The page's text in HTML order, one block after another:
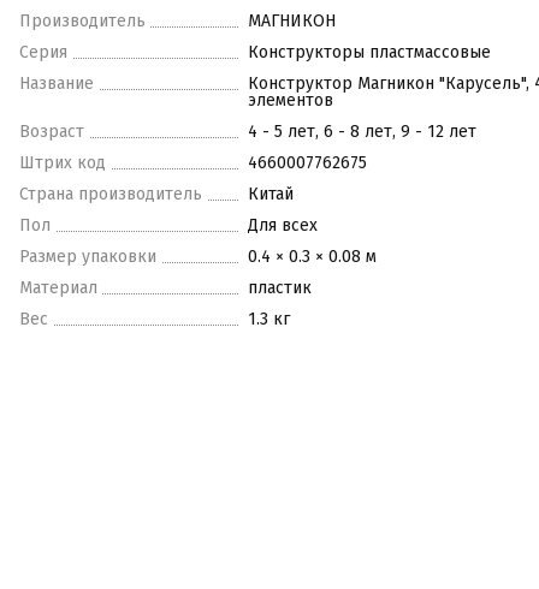
Производитель
МАГНИКОН
Серия
Конструкторы пластмассовые
Название
Конструктор Магникон "Карусель",
элементов
Возраст
4 - 5 лет, 6 - 8 лет, 9 - 12 лет
Штрих код
4660007762675
Страна производитель
Китай
Пол
Для всех
Размер упаковки
0.4 × 0.3 × 0.08 м
Материал
пластик
Вес
1.3 кг